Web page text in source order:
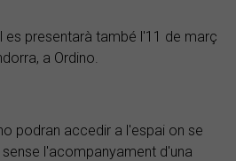
es presentarà també l'11 de març
a Ordino.
podran accedir a l'espai on se
l'acompanyament d'una